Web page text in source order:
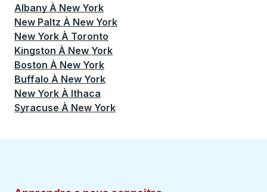
Albany À New York
New Paltz À New York
New York À Toronto
Kingston À New York
Boston À New York
Buffalo À New York
New York À Ithaca
Syracuse À New York